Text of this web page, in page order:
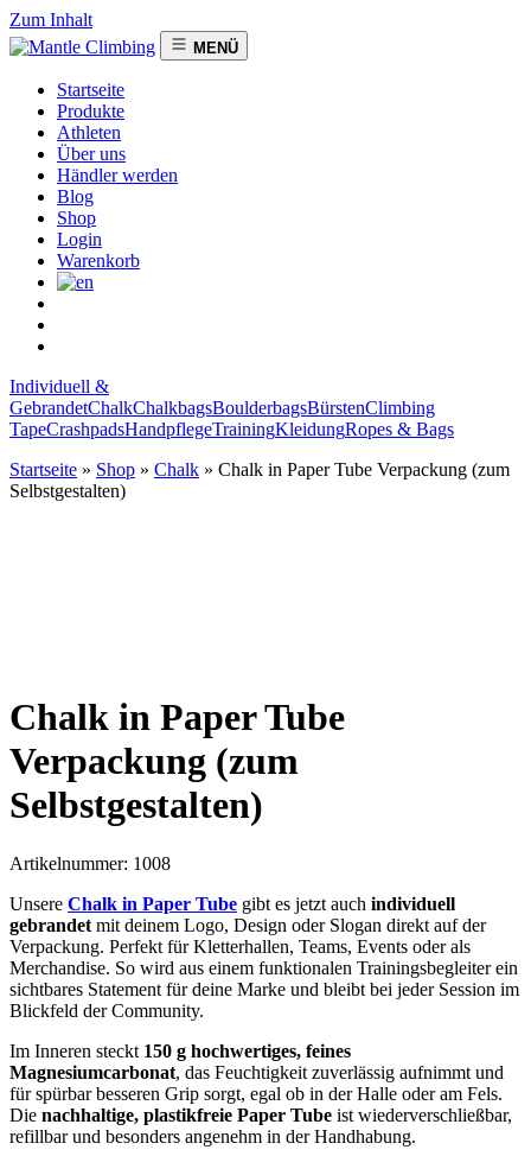
Zum Inhalt
MENÜ
Startseite
Produkte
Athleten
Über uns
Händler werden
Blog
Shop
Login
Warenkorb
Individuell &
GebrandetChalkChalkbagsBoulderbagsBürstenClimbing
TapeCrashpadsHandpflegeTrainingKleidungRopes & Bags
Startseite » Shop » Chalk » Chalk in Paper Tube Verpackung (zum
Selbstgestalten)
Chalk in Paper Tube
Verpackung (zum
Selbstgestalten)
Artikelnummer: 1008
Unsere Chalk in Paper Tube gibt es jetzt auch individuell
gebrandet mit deinem Logo, Design oder Slogan direkt auf der
Verpackung. Perfekt für Kletterhallen, Teams, Events oder als
Merchandise. So wird aus einem funktionalen Trainingsbegleiter ein
sichtbares Statement für deine Marke und bleibt bei jeder Session im
Blickfeld der Community.
Im Inneren steckt 150 g hochwertiges, feines
Magnesiumcarbonat, das Feuchtigkeit zuverlässig aufnimmt und
für spürbar besseren Grip sorgt, egal ob in der Halle oder am Fels.
Die nachhaltige, plastikfreie Paper Tube ist wiederverschließbar,
refillbar und besonders angenehm in der Handhabung.